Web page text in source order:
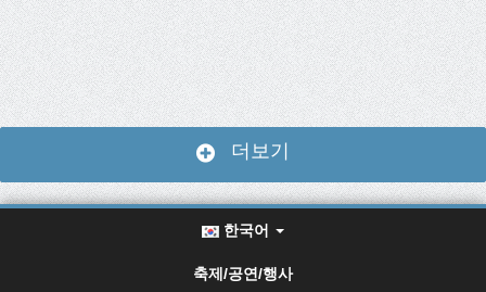
더보기
한국어
축제/공연/행사